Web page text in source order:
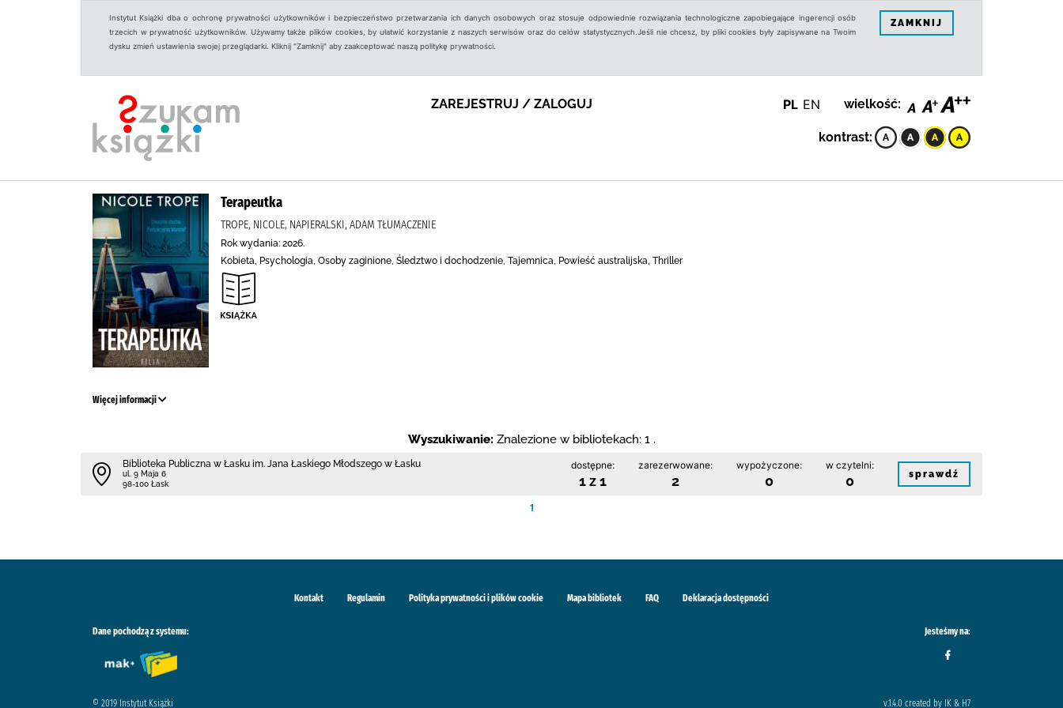
Instytut Książki dba o ochronę prywatności użytkowników i bezpieczeństwo przetwarzania ich danych osobowych oraz stosuje odpowiednie rozwiązania technologiczne zapobiegające ingerencji osób
trzecich w prywatność użytkowników. Używamy także plików cookies, by ułatwić korzystanie z naszych serwisów oraz do celów statystycznych.Jeśli nie chcesz, by pliki cookies były zapisywane na Twoim
dysku zmień ustawienia swojej przeglądarki. Kliknij "Zamknij" aby zaakceptować naszą politykę prywatności.
ZAMKNIJ
ZAREJESTRUJ / ZALOGUJ PL EN wielkość:
kontrast:
Terapeutka
TROPE, NICOLE, NAPIERALSKI, ADAM TŁUMACZENIE
Rok wydania: 2026.
Kobieta, Psychologia, Osoby zaginione, Śledztwo i dochodzenie, Tajemnica, Powieść australijska, Thriller
Więcej informacji
Wyszukiwanie: Znalezione w bibliotekach: 1 .
Biblioteka Publiczna w Łasku im. Jana Łaskiego Młodszego w Łasku
ul. 9 Maja 6
98-100 Łask
dostępne:
1 z 1
zarezerwowane:
2
wypożyczone:
0
w czytelni:
0 sprawdź
1
Kontakt Regulamin Polityka prywatności i plików cookie Mapa bibliotek FAQ Deklaracja dostępności
Dane pochodzą z systemu: Jesteśmy na:
© 2019 Instytut Książki v.1.4.0 created by IK & H7